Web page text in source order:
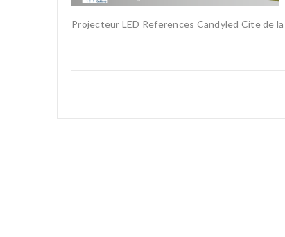
Projecteur LED References Candyled Cite de